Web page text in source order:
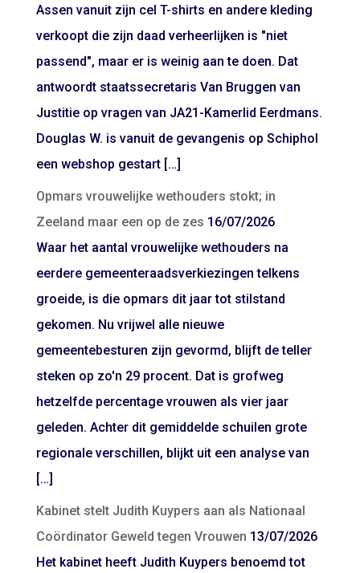
Assen vanuit zijn cel T-shirts en andere kleding
verkoopt die zijn daad verheerlijken is "niet
passend", maar er is weinig aan te doen. Dat
antwoordt staatssecretaris Van Bruggen van
Justitie op vragen van JA21-Kamerlid Eerdmans.
Douglas W. is vanuit de gevangenis op Schiphol
een webshop gestart […]
Opmars vrouwelijke wethouders stokt; in
Zeeland maar een op de zes 16/07/2026
Waar het aantal vrouwelijke wethouders na
eerdere gemeenteraadsverkiezingen telkens
groeide, is die opmars dit jaar tot stilstand
gekomen. Nu vrijwel alle nieuwe
gemeentebesturen zijn gevormd, blijft de teller
steken op zo'n 29 procent. Dat is grofweg
hetzelfde percentage vrouwen als vier jaar
geleden. Achter dit gemiddelde schuilen grote
regionale verschillen, blijkt uit een analyse van
[…]
Kabinet stelt Judith Kuypers aan als Nationaal
Coördinator Geweld tegen Vrouwen 13/07/2026
Het kabinet heeft Judith Kuypers benoemd tot